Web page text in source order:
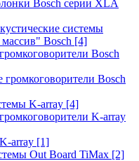
Bosch серии XLA
системы
Bosch [4]
Bosch
Bosch
K-array [4]
K-array
array [1]
Out Board TiMax [2]